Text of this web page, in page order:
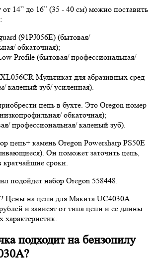
14” до 16” (35 - 40 см) можно поставить
(91PJ056E) (бытовая/
обкаточная);
Profile (бытовая/ профессиональная/
Мультикат для абразивных сред
каленый зуб/ усиленная).
цепь в бухте. Это Oregon номер
обкаточная);
профессиональная/ каленый зуб).
цепь+ камень Oregon Powersharp PS50E
Он поможет заточить цепь,
сроки.
подойдет набор Oregon 558448.
Цены на цепи для Макита UC4030A
и зависят от типа цепи и ее длины
подходит на бензопилу